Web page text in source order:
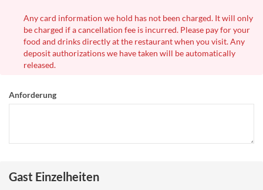
Any card information we hold has not been charged. It will only
be charged if a cancellation fee is incurred. Please pay for your
food and drinks directly at the restaurant when you visit. Any
deposit authorizations we have taken will be automatically
released.
Anforderung
Gast Einzelheiten